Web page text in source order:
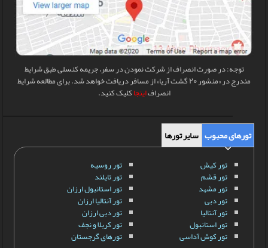
توجه: در صورت انصراف از شرکت نمودن در سفر، جریمه کنسلی طبق شرایط
مندرج در «منشور 20 گشت آریا» از مسافر دریافت خواهد شد. برای مطالعه شرایط
انصرافاینجاکلیک کنید.
تورهای محبوب سایر تورها
تور کیش
تور قشم
تور مشهد
تور دبی
تور آنتالیا
تور استانبول
تور کوش آداسی
تور روسیه
تور تایلند
تور استانبول ارزان
تور آنتالیا ارزان
تور دبی ارزان
تور کربلا و نجف
تورهای گرجستان